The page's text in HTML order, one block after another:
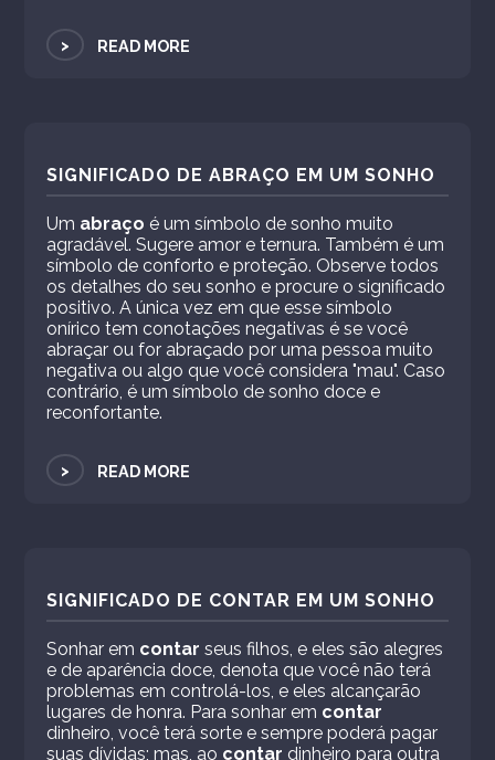
> READ MORE
SIGNIFICADO DE ABRAÇO EM UM SONHO
Um abraço é um símbolo de sonho muito
agradável. Sugere amor e ternura. Também é um
símbolo de conforto e proteção. Observe todos
os detalhes do seu sonho e procure o significado
positivo. A única vez em que esse símbolo
onírico tem conotações negativas é se você
abraçar ou for abraçado por uma pessoa muito
negativa ou algo que você considera "mau". Caso
contrário, é um símbolo de sonho doce e
reconfortante.
> READ MORE
SIGNIFICADO DE CONTAR EM UM SONHO
Sonhar em contar seus filhos, e eles são alegres
e de aparência doce, denota que você não terá
problemas em controlá-los, e eles alcançarão
lugares de honra. Para sonhar em contar
dinheiro, você terá sorte e sempre poderá pagar
suas dívidas; mas, ao contar dinheiro para outra